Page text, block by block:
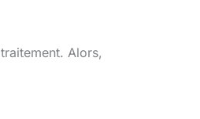
Alors,